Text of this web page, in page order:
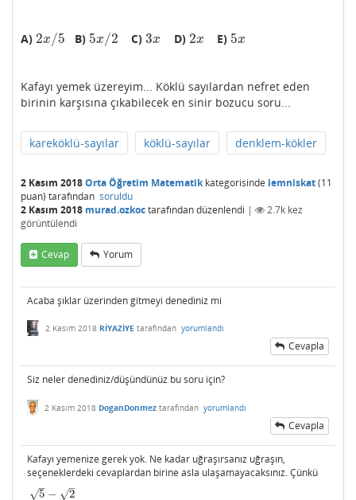
A) 2x/5
2x/5 B) 5x/2
5x/2 C)3x
3x D) 2x
2x E) 5x
5x
Kafayı yemek üzereyim... Köklü sayılardan nefret eden
birinin karşısına çıkabilecek en sinir bozucu soru...
kareköklü-sayılar köklü-sayılar denklem-kökler
2 Kasım 2018Orta Öğretim Matematikkategorisinde lemniskat(11
puan) tarafından soruldu
2 Kasım 2018 murad.ozkoctarafındandüzenlendi | 2.7k kez
görüntülendi
Cevap Yorum
Acaba şıklar üzerinden gitmeyi denediniz mi
2 Kasım 2018 RİYAZİYE tarafından yorumlandı
Cevapla
Siz neler denediniz/düşündünüz bu soru için?
2 Kasım 2018 DoganDonmez tarafından yorumlandı
Cevapla
Kafayı yemenize gerek yok. Ne kadar uğraşırsanız uğraşın,
seçeneklerdeki cevaplardan birine asla ulaşamayacaksınız. Çünkü
5
–
√ − 2
–
√